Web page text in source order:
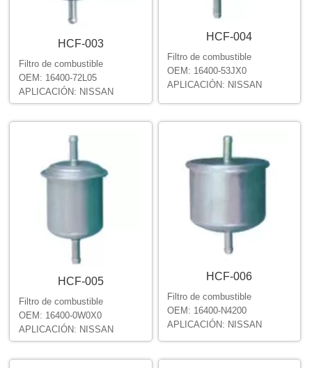
HCF-003
Filtro de combustible
OEM: 16400-72L05
APLICACIÓN: NISSAN
HCF-004
Filtro de combustible
OEM: 16400-53JX0
APLICACIÓN: NISSAN
HCF-005
Filtro de combustible
OEM: 16400-0W0X0
APLICACIÓN: NISSAN
HCF-006
Filtro de combustible
OEM: 16400-N4200
APLICACIÓN: NISSAN